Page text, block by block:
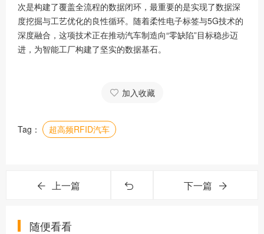
次是构建了覆盖全流程的数据闭环，最重要的是实现了数据深
度挖掘与工艺优化的良性循环。随着柔性电子标签与5G技术的
深度融合，这项技术正在推动汽车制造向“零缺陷”目标稳步迈
进，为智能工厂构建了坚实的数据基石。
加入收藏
Tag： 超高频RFID汽车
上一篇 下一篇
随便看看